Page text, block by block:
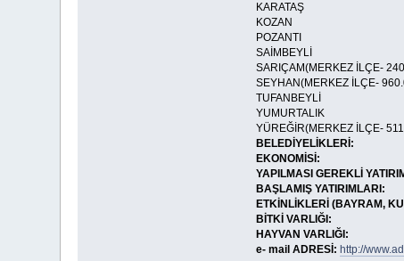
KARATAŞ
KOZAN
POZANTI
SAİMBEYLİ
SARIÇAM(MERKEZ İLÇE-
SEYHAN(MERKEZ İLÇE-
TUFANBEYLİ
YUMURTALIK
YÜREĞİR(MERKEZ İLÇE-
BELEDİYELİKLERİ:
EKONOMİSİ:
YAPILMASI GEREKLİ
BAŞLAMIŞ YATIRIMLARI:
ETKİNLİKLERİ (BAYRAM,
BİTKİ VARLIĞI:
HAYVAN VARLIĞI:
e- mail ADRESİ: http://